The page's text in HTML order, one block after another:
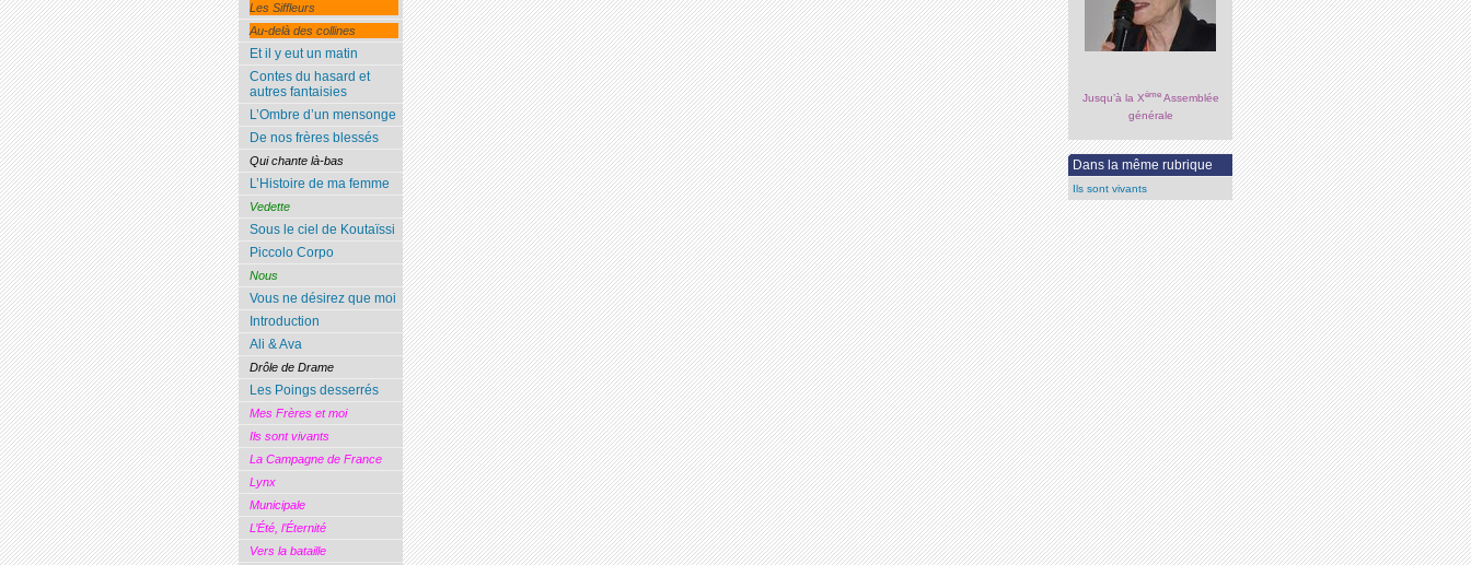
Jusqu’à la XèmeAssemblée
générale
Dans la même rubrique
Ils sont vivants
Les Siffleurs
Au-delà des collines
Et il y eut un matin
Contes du hasard et
autres fantaisies
L’Ombre d’un mensonge
De nos frères blessés
Qui chante là-bas
L’Histoire de ma femme
Vedette
Sous le ciel de Koutaïssi
Piccolo Corpo
Nous
Vous ne désirez que moi
Introduction
Ali & Ava
Drôle de Drame
Les Poings desserrés
Mes Frères et moi
Ils sont vivants
La Campagne de France
Lynx
Municipale
L’Été, l’Éternité
Vers la bataille